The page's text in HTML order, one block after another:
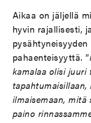
Aikaa on jäljellä
hyvin rajallisesti,
pahaenteisyyttä. ”
kamalaa olisi
ilmaisemaan, mitä
paino